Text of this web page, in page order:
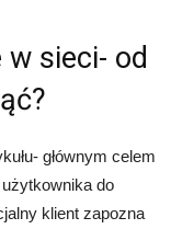
w sieci- od
głównym celem
do
klient zapozna